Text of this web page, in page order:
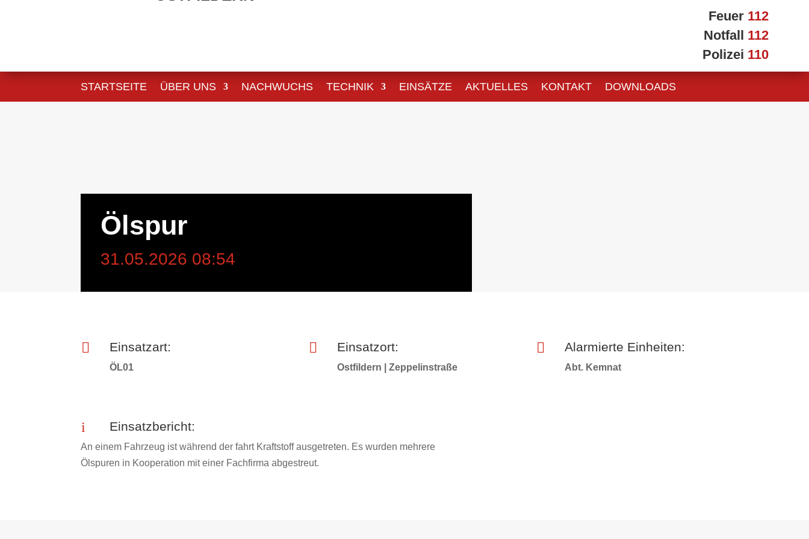
Feuer 112
Notfall 112
Polizei 110
STARTSEITE ÜBER UNS NACHWUCHS TECHNIK EINSÄTZE AKTUELLES KONTAKT DOWNLOADS
Ölspur
31.05.2026 08:54
 Einsatzart:
ÖL01
 Einsatzort:
Ostfildern | Zeppelinstraße
 Alarmierte Einheiten:
Abt. Kemnat
i Einsatzbericht:
An einem Fahrzeug ist während der fahrt Kraftstoff ausgetreten. Es wurden mehrere
Ölspuren in Kooperation mit einer Fachfirma abgestreut.